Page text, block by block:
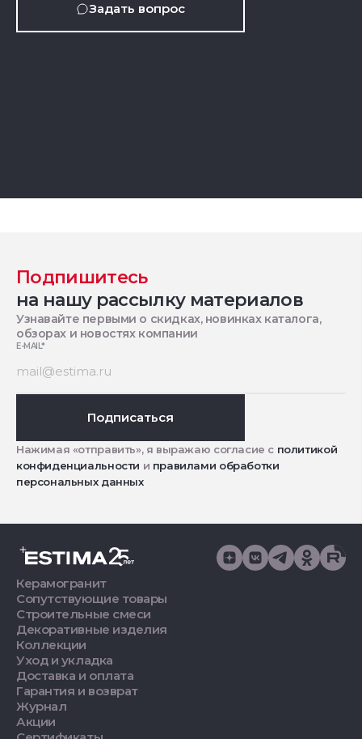
Задать вопрос
Подпишитесь
на нашу рассылку материалов
Узнавайте первыми о скидках, новинках каталога,
обзорах и новостях компании
E-MAIL*
Подписаться
Нажимая «отправить», я выражаю согласие с политикой
конфиденциальности и правилами обработки
персональных данных
Керамогранит
Сопутствующие товары
Строительные смеси
Декоративные изделия
Коллекции
Уход и укладка
Доставка и оплата
Гарантия и возврат
Журнал
Акции